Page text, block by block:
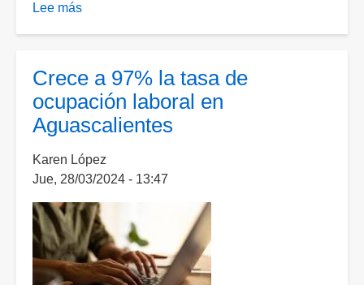
Lee más
no
remunerado
en
es
realizado
por
mujeres
Crece a 97% la tasa de
ocupación laboral en
Aguascalientes
Karen López
Jue, 28/03/2024 - 13:47